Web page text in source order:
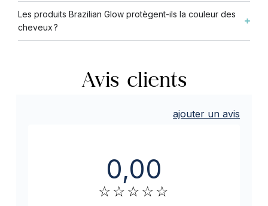
Les produits Brazilian Glow protègent-ils la couleur des
cheveux ?
Avis clients
ajouter un avis
0,00
☆ ☆ ☆ ☆ ☆